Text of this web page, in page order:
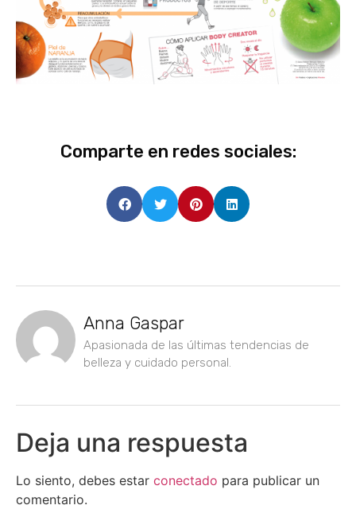
Comparte en redes sociales:
Anna Gaspar
Apasionada de las últimas tendencias de
belleza y cuidado personal.
Deja una respuesta
Lo siento, debes estar conectado para publicar un
comentario.